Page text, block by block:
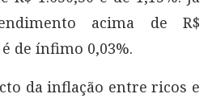
acima de R$
de ínfimo 0,03%.
da inflação entre ricos e